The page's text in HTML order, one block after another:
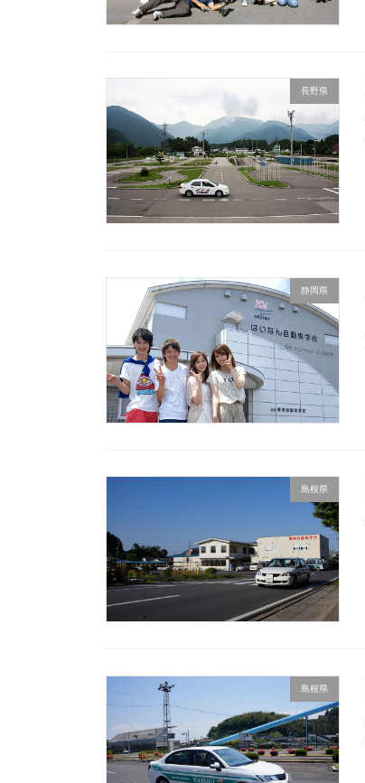
長野県
静岡県
島根県
島根県